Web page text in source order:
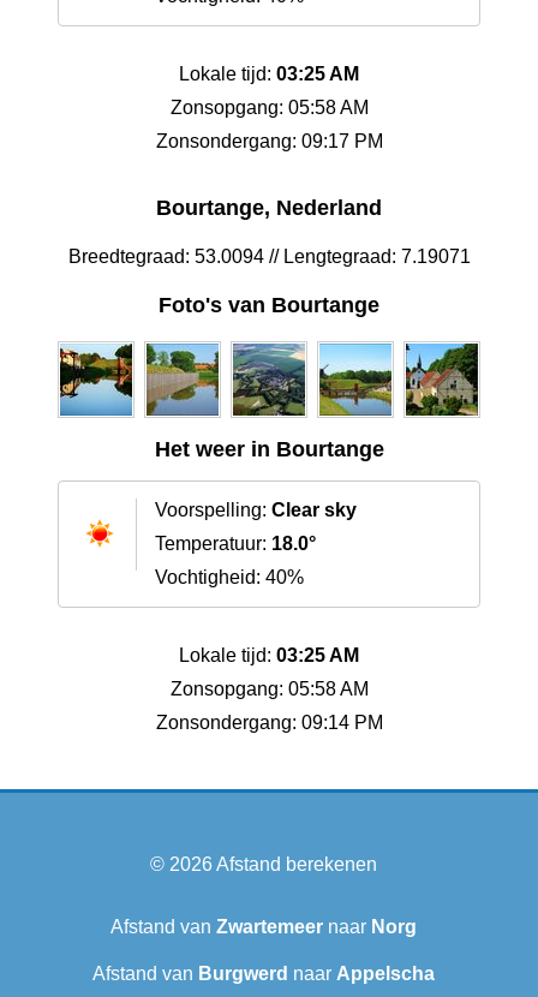
Lokale tijd: 03:25 AM
Zonsopgang: 05:58 AM
Zonsondergang: 09:17 PM
Bourtange, Nederland
Breedtegraad: 53.0094 // Lengtegraad: 7.19071
Foto's van Bourtange
Het weer in Bourtange
Voorspelling: Clear sky
Temperatuur: 18.0°
Vochtigheid: 40%
Lokale tijd: 03:25 AM
Zonsopgang: 05:58 AM
Zonsondergang: 09:14 PM
© 2026Afstand berekenen
Afstand van Zwartemeernaar Norg
Afstand van Burgwerd naar Appelscha